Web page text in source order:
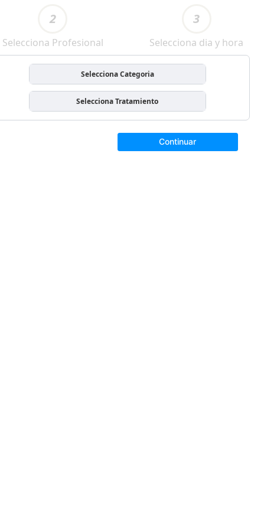
2
Selecciona Profesional
3
Selecciona dia y hora
Selecciona Categoria
Selecciona Tratamiento
Continuar